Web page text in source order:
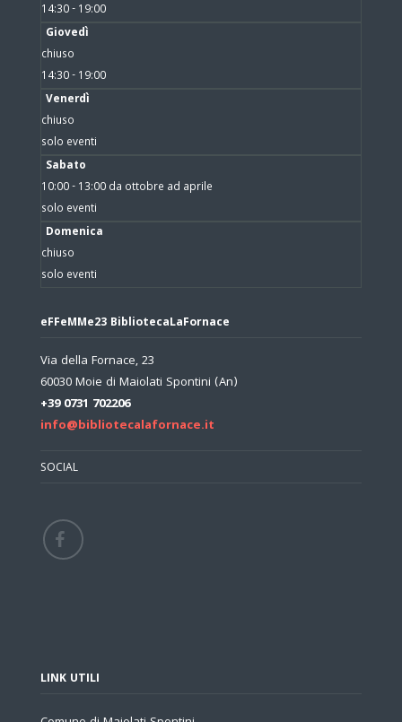
14:30 - 19:00
Giovedì
chiuso
14:30 - 19:00
Venerdì
chiuso
solo eventi
Sabato
10:00 - 13:00 da ottobre ad aprile
solo eventi
Domenica
chiuso
solo eventi
eFFeMMe23 BibliotecaLaFornace
Via della Fornace, 23
60030 Moie di Maiolati Spontini (An)
+39 0731 702206
info@bibliotecalafornace.it
SOCIAL
LINK UTILI